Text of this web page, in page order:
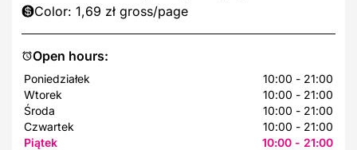
Open hours:
Poniedziałek
10:00 - 21:00
Wtorek
10:00 - 21:00
Środa
10:00 - 21:00
Czwartek
10:00 - 21:00
Piątek
10:00 - 21:00
Color: 1,69 zł gross/page